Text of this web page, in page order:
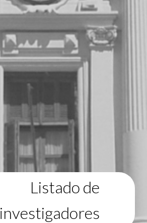
Listado de
investigadores